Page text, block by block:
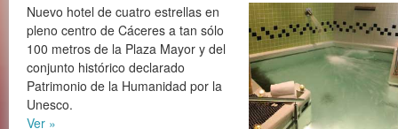
Nuevo hotel de cuatro estrellas en
pleno centro de Cáceres a tan sólo
100 metros de la Plaza Mayor y del
conjunto histórico declarado
Patrimonio de la Humanidad por la
Unesco.
Ver »